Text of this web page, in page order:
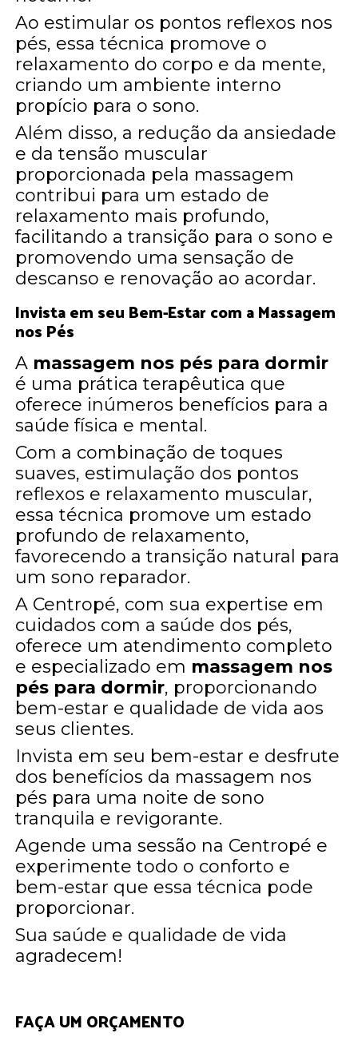
Ao estimular os pontos reflexos nos
pés, essa técnica promove o
relaxamento do corpo e da mente,
criando um ambiente interno
propício para o sono.
Além disso, a redução da ansiedade
e da tensão muscular
proporcionada pela massagem
contribui para um estado de
relaxamento mais profundo,
facilitando a transição para o sono e
promovendo uma sensação de
descanso e renovação ao acordar.
Invista em seu Bem-Estar com a Massagem
nos Pés
A massagem nos pés para dormir
é uma prática terapêutica que
oferece inúmeros benefícios para a
saúde física e mental.
Com a combinação de toques
suaves, estimulação dos pontos
reflexos e relaxamento muscular,
essa técnica promove um estado
profundo de relaxamento,
favorecendo a transição natural para
um sono reparador.
A Centropé, com sua expertise em
cuidados com a saúde dos pés,
oferece um atendimento completo
e especializado em massagem nos
pés para dormir, proporcionando
bem-estar e qualidade de vida aos
seus clientes.
Invista em seu bem-estar e desfrute
dos benefícios da massagem nos
pés para uma noite de sono
tranquila e revigorante.
Agende uma sessão na Centropé e
experimente todo o conforto e
bem-estar que essa técnica pode
proporcionar.
Sua saúde e qualidade de vida
agradecem!
FAÇA UM ORÇAMENTO